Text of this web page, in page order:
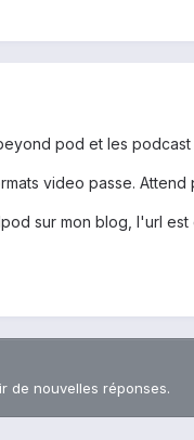
pod et les
video passe.
sur mon blog, l'url est
de nouvelles réponses.